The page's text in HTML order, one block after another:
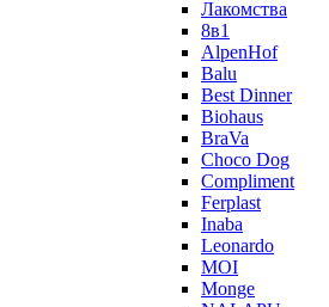
Лакомства
8в1
AlpenHof
Balu
Best Dinner
Biohaus
BraVa
Choco Dog
Compliment
Ferplast
Inaba
Leonardo
MOI
Monge